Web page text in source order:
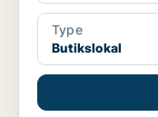
Type
Butikslokal